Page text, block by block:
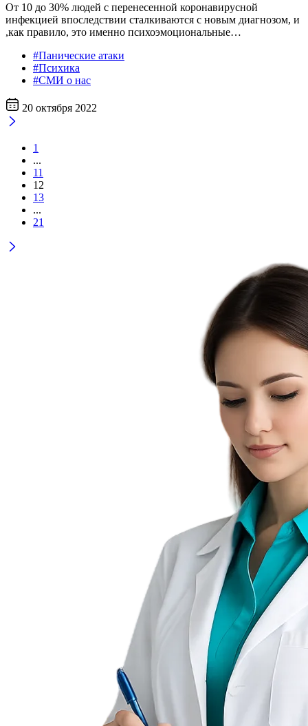
От 10 до 30% людей с перенесенной коронавирусной
инфекцией впоследствии сталкиваются с новым диагнозом, и
,как правило, это именно психоэмоциональные…
#Панические атаки
#Психика
#СМИ о нас
20 октября 2022
1
...
11
12
13
...
21